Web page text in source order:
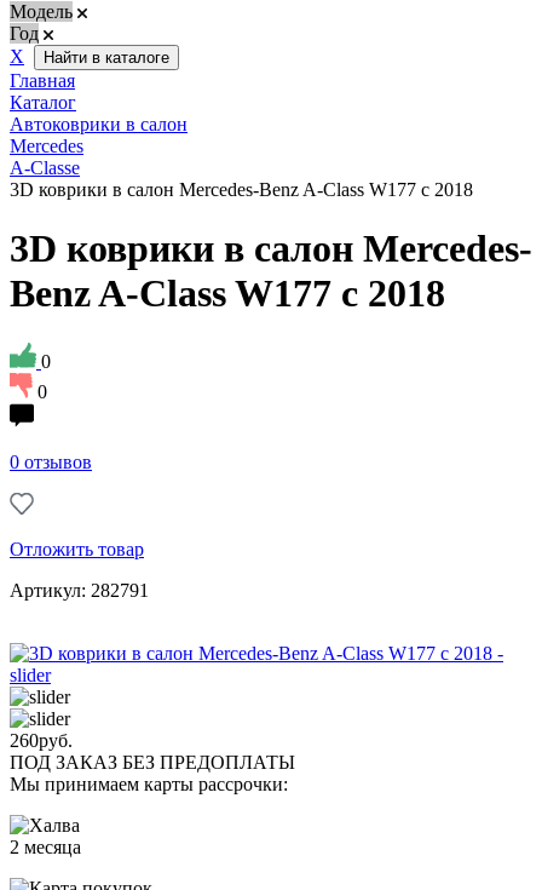
Модель
Год
Х
Найти в каталоге
Главная
Каталог
Автоковрики в салон
Mercedes
A-Classe
3D коврики в салон Mercedes-Benz A-Сlass W177 с 2018
3D коврики в салон Mercedes-
Benz A-Сlass W177 с 2018
0
0
0 отзывов
Отложить товар
Артикул: 282791
260руб.
ПОД ЗАКАЗ БЕЗ ПРЕДОПЛАТЫ
Мы принимаем карты рассрочки:
2 месяца